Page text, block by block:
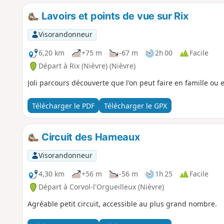
Lavoirs et points de vue sur Rix
Visorandonneur
6,20 km
+75 m -67 m 2h 00
Facile
Départ à Rix (Nièvre) (Nièvre)
Joli parcours découverte que l'on peut faire en famille ou
Télécharger le PDF Télécharger le GPX
Circuit des Hameaux
Visorandonneur
4,30 km
+56 m -56 m 1h 25
Facile
Départ à Corvol-l'Orgueilleux (Nièvre)
Agréable petit circuit, accessible au plus grand nombre.